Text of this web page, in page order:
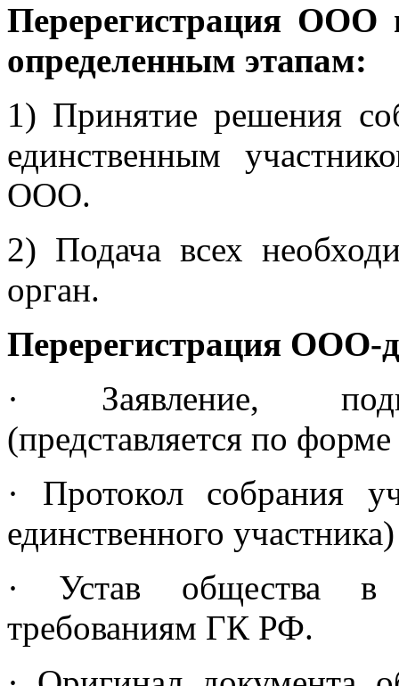
Перерегистрация ООО
определенным этапам:
1) Принятие решения
единственным
ООО.
2) Подача всех
орган.
Перерегистрация ООО-
· Заявление,
(представляется по
· Протокол собрания
единственного
· Устав общества в
требованиям ГК РФ.